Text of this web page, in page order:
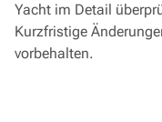
Yacht im Detail
Kurzfristige
vorbehalten.